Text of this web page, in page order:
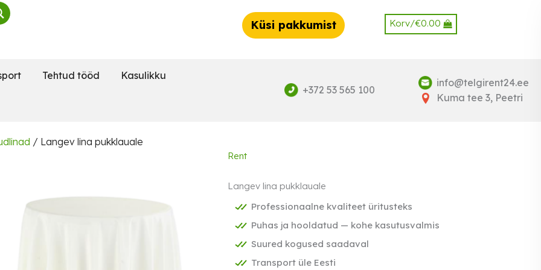
Korv/€0.00
Küsi pakkumist
Tehtud tööd Kasulikku
+372 53 565 100
info@telgirent24.ee
Kuma tee 3, Peetri
/ Langev lina pukklauale
Rent
Langev lina pukklauale
Professionaalne kvaliteet üritusteks
Puhas ja hooldatud — kohe kasutusvalmis
Suured kogused saadaval
Transport üle Eesti